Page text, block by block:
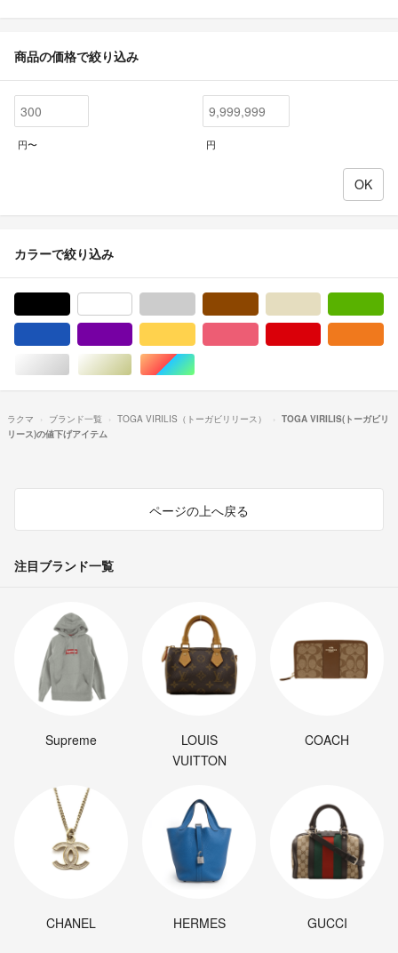
商品の価格で絞り込み
円〜 円
カラーで絞り込み
シルバー/銀色系ゴールド/金色系マルチカラー
ラクマ ブランド一覧 TOGA VIRILIS（トーガビリリース）
TOGA VIRILIS(トーガビリ
リース)の値下げアイテム
ページの上へ戻る
注目ブランド一覧
Supreme
LOUIS
VUITTON
COACH
CHANEL HERMES GUCCI